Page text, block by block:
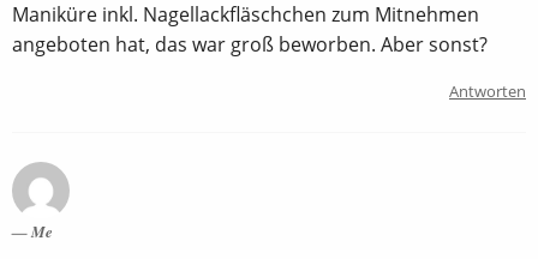
Maniküre inkl. Nagellackfläschchen zum Mitnehmen
angeboten hat, das war groß beworben. Aber sonst?
Antworten
Me